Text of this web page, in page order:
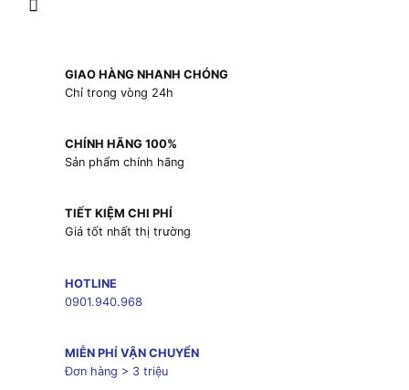
GIAO HÀNG NHANH CHÓNG
Chỉ trong vòng 24h
CHÍNH HÃNG 100%
Sản phẩm chính hãng
TIẾT KIỆM CHI PHÍ
Giá tốt nhất thị trường
HOTLINE
0901.940.968
MIỄN PHÍ VẬN CHUYỂN
Đơn hàng > 3 triệu